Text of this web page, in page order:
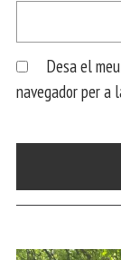
Desa el
navegador per a